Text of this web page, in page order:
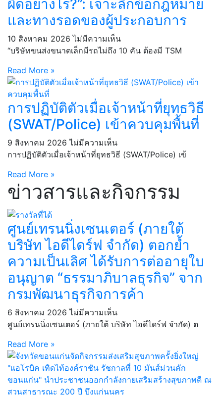
ผิดอย่างไร?”: เจาะลึกข้อกฎหมาย
และทางรอดของผู้ประกอบการ
10 สิงหาคม 2026ไม่มีความเห็น
“บริษัทขนส่งขนาดเล็กมีรถไม่ถึง 10 คัน ต้องมี TSM
Read More »
การปฏิบัติตัวเมื่อเจ้าหน้าที่ยุทธวิธี
(SWAT/Police) เข้าควบคุมพื้นที่
9 สิงหาคม 2026ไม่มีความเห็น
การปฏิบัติตัวเมื่อเจ้าหน้าที่ยุทธวิธี (SWAT/Police) เข้
Read More »
ข่าวสารและกิจกรรม
ศูนย์เทรนนิ่งเซนเตอร์ (ภายใต้
บริษัท ไอดีไดร์ฟ จำกัด) ตอกย้ำ
ความเป็นเลิศ ได้รับการต่ออายุใบ
อนุญาต “ธรรมาภิบาลธุรกิจ” จาก
กรมพัฒนาธุรกิจการค้า
6 สิงหาคม 2026ไม่มีความเห็น
ศูนย์เทรนนิ่งเซนเตอร์ (ภายใต้ บริษัท ไอดีไดร์ฟ จำกัด) ต
Read More »